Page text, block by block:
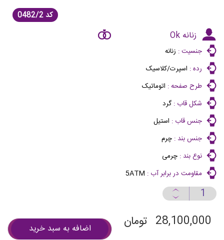
کد
زنانه Ok
جنسیت : زنانه
رده : اسپرت/کلاسیک
طرح صفحه : اتوماتیک
شکل قاب :گرد
جنس قاب : استیل
جنس بند : چرم
نوع بند : چرمی
مقاومت در برابر آب : 5ATM
28,100,000 تومان اضافه به سبد خرید